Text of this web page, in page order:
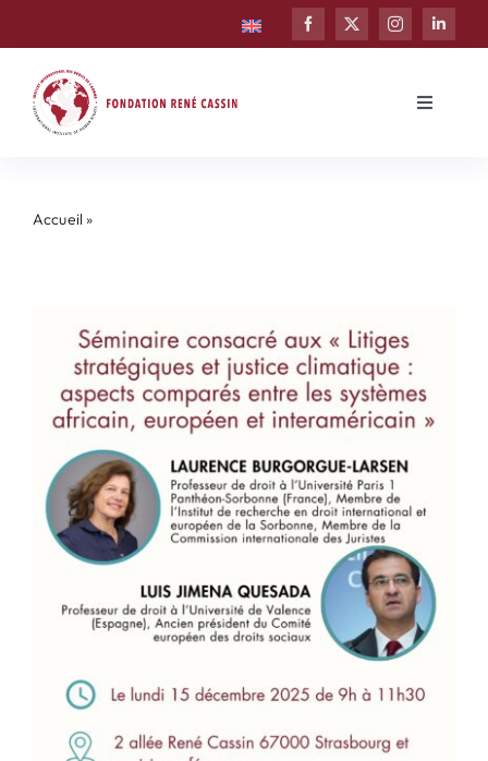
au
contenu
Toggle
Enseignement
Sensibilisation
Mémoire
Communication
Agir avec nous
Contact
Accueil »